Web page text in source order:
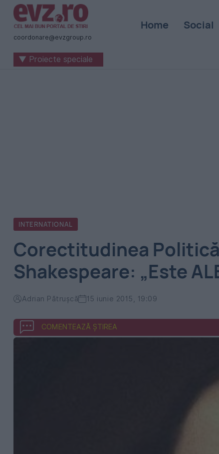
Știri
naționale
internaționale
coordonare@evzgroup.ro
Home Social
▼ Proiecte speciale
INTERNATIONAL
Corectitudinea Politică
Shakespeare: „Este
Adrian Pătrușcă 15 iunie 2015, 19:09
COMENTEAZĂ ȘTIREA